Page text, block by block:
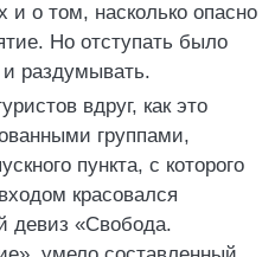
и о том, насколько опасно
Но отступать было
и раздумывать.
вдруг, как это
группами,
пункта, с которого
красовался
девиз «Свобода.